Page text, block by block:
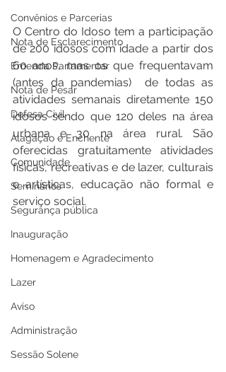
Convênios e Parcerias
Nota de Esclarecimento
Emenda Parlamentar
Nota de Pesar
Defesa Civil
Alagação e Enchente
Comunidade
Seminários
Segurança pública
Inauguração
Homenagem e Agradecimento
Lazer
Aviso
Administração
Sessão Solene
O Centro do Idoso tem a participação
de 200 idosos com idade a partir dos
60 anos, mas os que frequentavam
(antes da pandemias)  de todas as
atividades semanais diretamente 150
idosos sendo que 120 deles na área
urbana e 30 na área rural. São
oferecidas gratuitamente atividades
físicas, recreativas e de lazer, culturais
e artísticas, educação não formal e
serviço social.